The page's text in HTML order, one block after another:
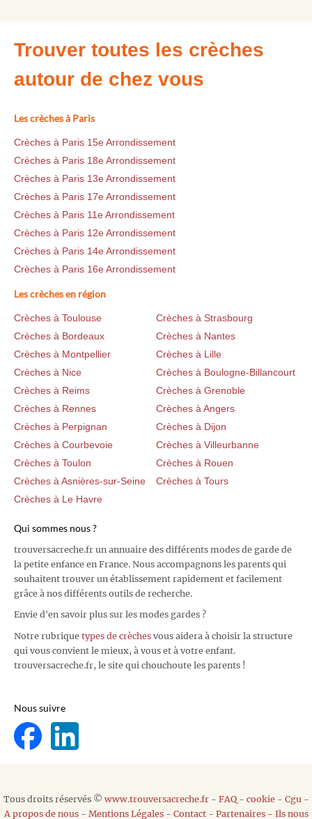
Trouver toutes les crèches
autour de chez vous
Les crèches à Paris
Crèches à Paris 15e Arrondissement
Crèches à Paris 18e Arrondissement
Crèches à Paris 13e Arrondissement
Crèches à Paris 17e Arrondissement
Crèches à Paris 11e Arrondissement
Crèches à Paris 12e Arrondissement
Crèches à Paris 14e Arrondissement
Crèches à Paris 16e Arrondissement
Les crèches en région
Crèches à Toulouse
Crèches à Strasbourg
Crèches à Bordeaux
Crèches à Nantes
Crèches à Montpellier
Crèches à Lille
Crèches à Nice
Crèches à Boulogne-Billancourt
Crèches à Reims
Crèches à Grenoble
Crèches à Rennes
Crèches à Angers
Crèches à Perpignan
Crèches à Dijon
Crèches à Courbevoie
Crèches à Villeurbanne
Crèches à Toulon
Crèches à Rouen
Crèches à Asnières-sur-Seine
Crèches à Tours
Crèches à Le Havre
Qui sommes nous ?
trouversacreche.fr un annuaire des différents modes de garde de
la petite enfance en France. Nous accompagnons les parents qui
souhaitent trouver un établissement rapidement et facilement
grâce à nos différents outils de recherche.
Envie d'en savoir plus sur les modes gardes ?
Notre rubrique types de crèches vous aidera à choisir la structure
qui vous convient le mieux, à vous et à votre enfant.
trouversacreche.fr, le site qui chouchoute les parents !
Nous suivre
Tous droits réservés © www.trouversacreche.fr- FAQ- cookie- Cgu-
A propos de nous- Mentions Légales- Contact- Partenaires- Ils nous